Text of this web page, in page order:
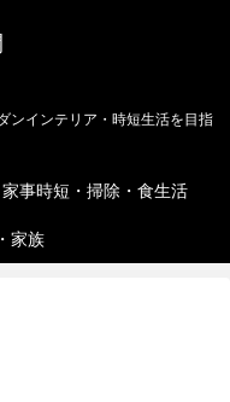
ンインテリア・時短生活を目指
家事時短・掃除・食生活
家族